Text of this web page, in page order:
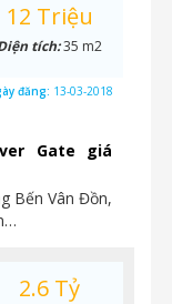
Gate giá
Bến Vân Đồn,
12 Triệu
tích:35 m2
đăng: 13-03-2018
2.6 Tỷ